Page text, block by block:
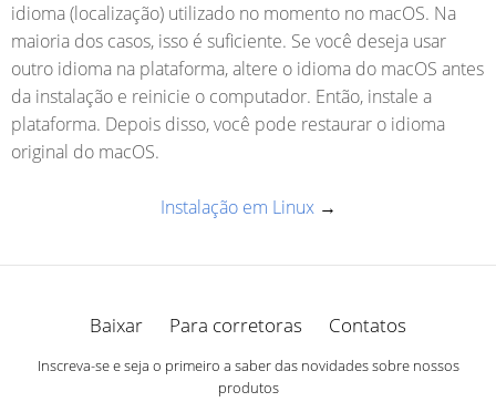
idioma (localização) utilizado no momento no macOS. Na
maioria dos casos, isso é suficiente. Se você deseja usar
outro idioma na plataforma, altere o idioma do macOS antes
da instalação e reinicie o computador. Então, instale a
plataforma. Depois disso, você pode restaurar o idioma
original do macOS.
Instalação em Linux →
Baixar Para corretoras Contatos
Inscreva-se e seja o primeiro a saber das novidades sobre nossos
produtos